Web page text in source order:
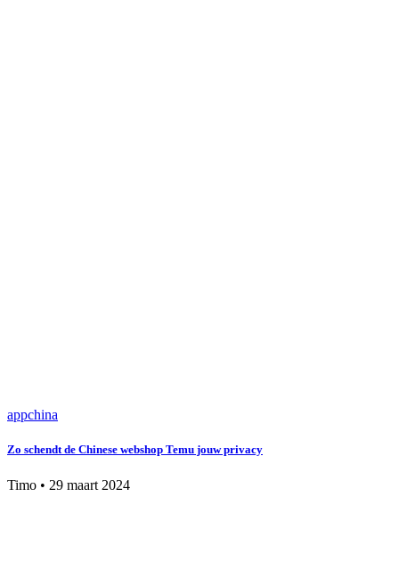
appchina
Zo schendt de Chinese webshop Temu jouw privacy
Timo • 29 maart 2024